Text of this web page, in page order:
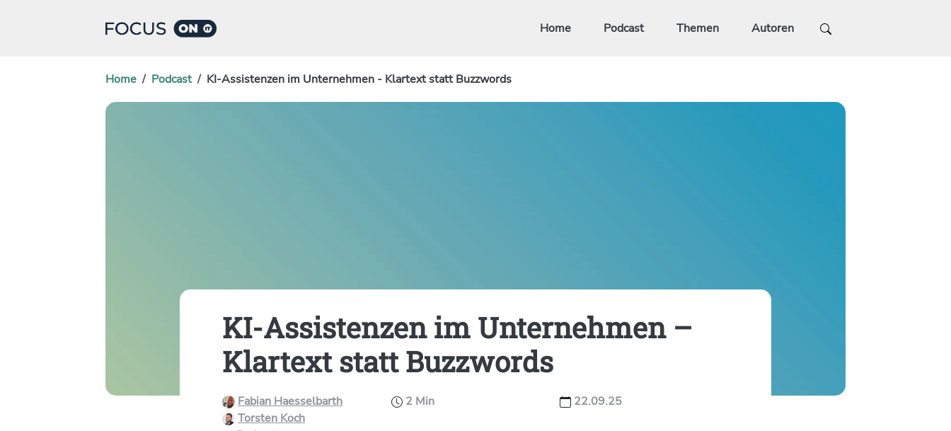
Home Podcast Themen Autoren
Home Podcast KI-Assistenzen im Unternehmen - Klartext statt Buzzwords
KI-Assistenzen im Unternehmen –
Klartext statt Buzzwords
Fabian Haesselbarth
Torsten Koch
2 Min 22.09.25